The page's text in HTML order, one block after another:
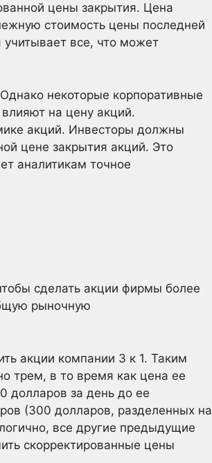
цены закрытия. Цена
стоимость цены последней
все, что может
некоторые корпоративные
на цену акций.
акций. Инвесторы должны
цене закрытия акций. Это
аналитикам точное
сделать акции фирмы более
рыночную
акции компании 3 к 1. Таким
трем, в то время как цена ее
долларов за день до ее
(300 долларов, разделенных на
все другие предыдущие
скорректированные цены